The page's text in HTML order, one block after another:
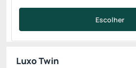
Escolher
Luxo Twin